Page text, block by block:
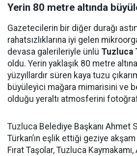
Yerin 80 metre altında
Gazetecilerin bir diğer durağı
rahatsızlıklarına iyi gelen
devasa galerileriyle ünlü Tuzluca
oldu. Yerin yaklaşık 80 metre
yüzyıllardır süren kaya tuzu
büyüleyici mağara mimarisini ve
olduğu yeraltı atmosferini
Tuzluca Belediye Başkanı Ahmet
Türkan’ın eşlik ettiği geziye
Fırat Taşolar, Tuzluca